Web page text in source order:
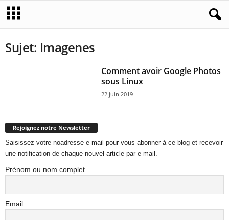
Sujet: Imagenes
Comment avoir Google Photos
sous Linux
22 juin 2019
Rejoignez notre Newsletter
Saisissez votre noadresse e-mail pour vous abonner à ce blog et recevoir
une notification de chaque nouvel article par e-mail.
Prénom ou nom complet
Email